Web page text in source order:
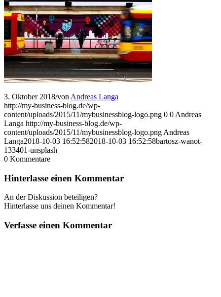
3. Oktober 2018/von Andreas Langa
http://my-business-blog.de/wp-
content/uploads/2015/11/mybusinessblog-logo.png 0 0 Andreas
Langa http://my-business-blog.de/wp-
content/uploads/2015/11/mybusinessblog-logo.png Andreas
Langa2018-10-03 16:52:582018-10-03 16:52:58bartosz-wanot-
133401-unsplash
0 Kommentare
Hinterlasse einen Kommentar
An der Diskussion beteiligen?
Hinterlasse uns deinen Kommentar!
Verfasse einen Kommentar